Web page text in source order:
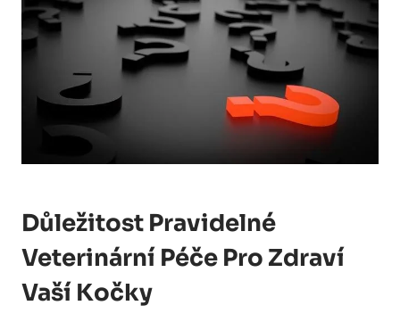
Důležitost Pravidelné
Veterinární Péče Pro Zdraví
Vaší Kočky